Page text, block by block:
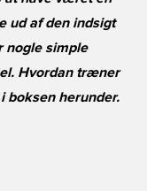
ud af den indsigt
nogle simple
Hvordan træner
boksen herunder.